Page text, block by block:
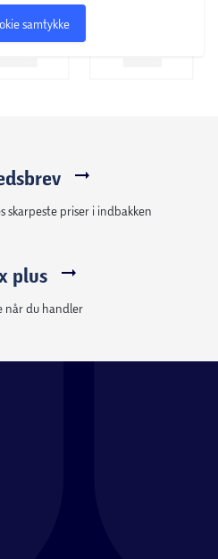
samtykke
skarpeste priser i indbakken
plus
når du handler